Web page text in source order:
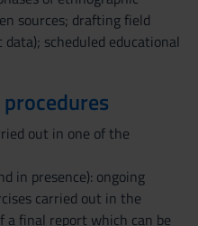
sources; drafting field
scheduled educational
out in one of the
in presence): ongoing
carried out in the
a final report which can be